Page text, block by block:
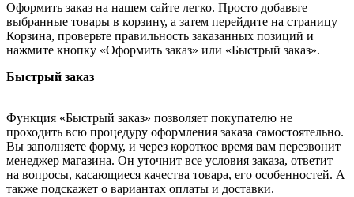
Оформить заказ на нашем сайте легко. Просто добавьте
выбранные товары в корзину, а затем перейдите на страницу
Корзина, проверьте правильность заказанных позиций и
нажмите кнопку «Оформить заказ» или «Быстрый заказ».
Быстрый заказ
Функция «Быстрый заказ» позволяет покупателю не
проходить всю процедуру оформления заказа самостоятельно.
Вы заполняете форму, и через короткое время вам перезвонит
менеджер магазина. Он уточнит все условия заказа, ответит
на вопросы, касающиеся качества товара, его особенностей. А
также подскажет о вариантах оплаты и доставки.